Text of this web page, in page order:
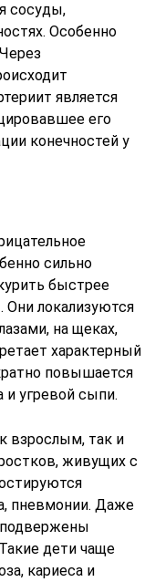
сосуды,
Особенно
является
его
конечностей у
сильно
быстрее
локализуются
на щеках,
характерный
повышается
и угревой сыпи.
взрослым, так и
живущих с
пневмонии. Даже
подвержены
дети чаще
кариеса и